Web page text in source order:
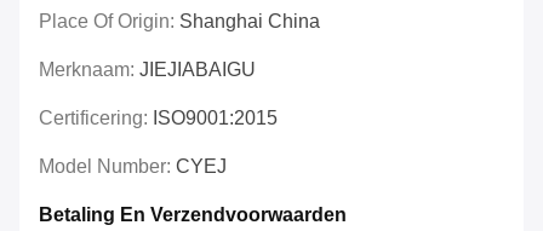
Place Of Origin: Shanghai China
Merknaam: JIEJIABAIGU
Certificering: ISO9001:2015
Model Number: CYEJ
Betaling En Verzendvoorwaarden